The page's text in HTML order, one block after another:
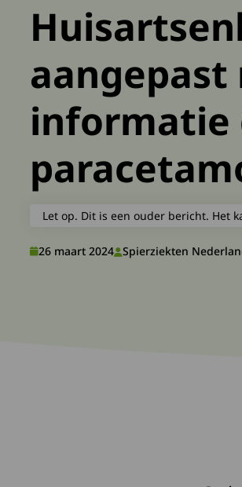
aangepast
informatie
Let op. Dit is een ouder bericht. Het
26 maart 2024 Spierziekten